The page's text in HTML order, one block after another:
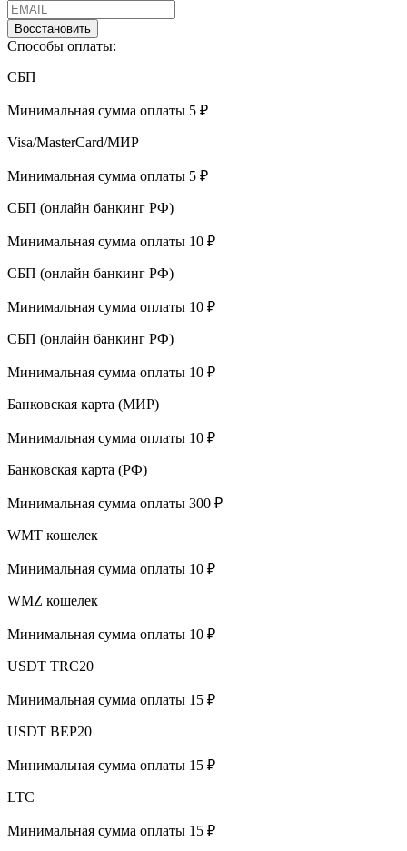
Восстановить
Способы оплаты:
СБП
Минимальная сумма оплаты 5 ₽
Visa/MasterCard/МИР
Минимальная сумма оплаты 5 ₽
СБП (онлайн банкинг РФ)
Минимальная сумма оплаты 10 ₽
СБП (онлайн банкинг РФ)
Минимальная сумма оплаты 10 ₽
СБП (онлайн банкинг РФ)
Минимальная сумма оплаты 10 ₽
Банковская карта (МИР)
Минимальная сумма оплаты 10 ₽
Банковская карта (РФ)
Минимальная сумма оплаты 300 ₽
WMT кошелек
Минимальная сумма оплаты 10 ₽
WMZ кошелек
Минимальная сумма оплаты 10 ₽
USDT TRC20
Минимальная сумма оплаты 15 ₽
USDT BEP20
Минимальная сумма оплаты 15 ₽
LTC
Минимальная сумма оплаты 15 ₽